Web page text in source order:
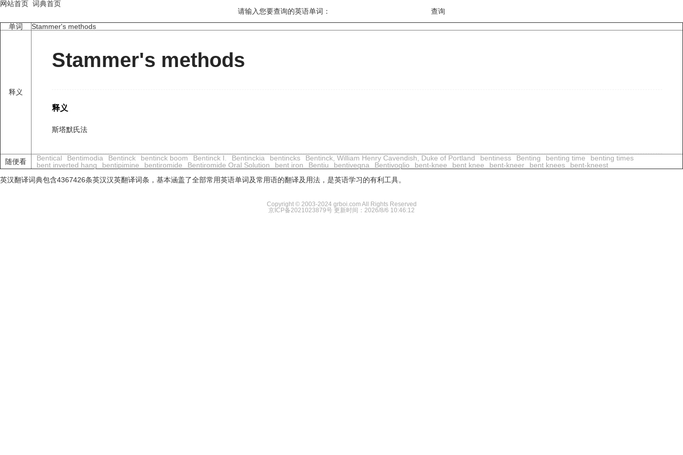
网站首页 词典首页
请输入您要查询的英语单词：
单词
Stammer's methods
释义
Stammer's methods
释义
斯塔默氏法
随便看 Bentical Bentimodia Bentinck bentinck boom Bentinck I. Bentinckia bentincks Bentinck, William Henry Cavendish, Duke of Portland bentiness Benting benting time
benting times
bent inverted hang
bentipimine bentiromide Bentiromide Oral Solution bent iron Bentiu bentivegna Bentivoglio bent-knee bent knee bent-kneer bent knees
bent-kneest
英汉翻译词典包含4367426条英汉汉英翻译词条，基本涵盖了全部常用英语单词及常用语的翻译及用法，是英语学习的有利工具。
Copyright © 2003-2024 grboi.com All Rights Reserved
京ICP备2021023879号 更新时间：2026/8/6 10:46:12